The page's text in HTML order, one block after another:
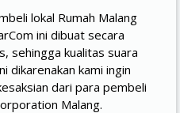
lokal Rumah Malang
ini dibuat secara
sehingga kualitas suara
dikarenakan kami ingin
dari para pembeli
Malang.